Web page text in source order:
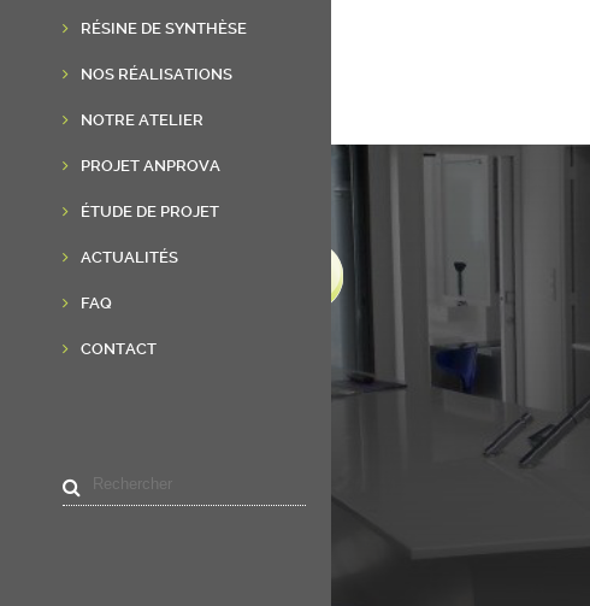
RÉSINE DE SYNTHÈSE
NOS RÉALISATIONS
NOTRE ATELIER
PROJET ANPROVA
ÉTUDE DE PROJET
ACTUALITÉS
FAQ
CONTACT
Résine de synthèse